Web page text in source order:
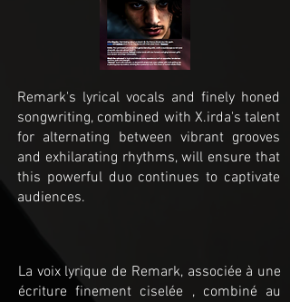
Remark's lyrical vocals and finely honed
songwriting, combined with X.irda's talent
for alternating between vibrant grooves
and exhilarating rhythms, will ensure that
this powerful duo continues to captivate
audiences.
La voix lyrique de Remark, associée à une
écriture finement ciselée , combiné au